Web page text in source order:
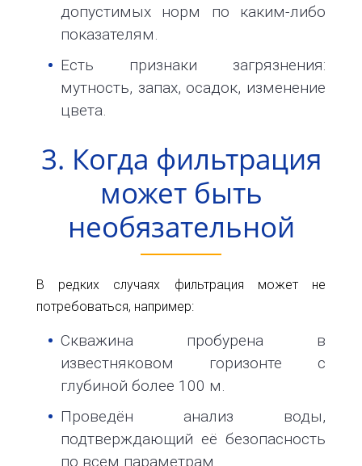
допустимых норм по каким-либо
показателям.
Есть признаки загрязнения:
мутность, запах, осадок, изменение
цвета.
3. Когда фильтрация
может быть
необязательной
В редких случаях фильтрация может не
потребоваться, например:
Скважина пробурена в
известняковом горизонте с
глубиной более 100 м.
Проведён анализ воды,
подтверждающий её безопасность
по всем параметрам.